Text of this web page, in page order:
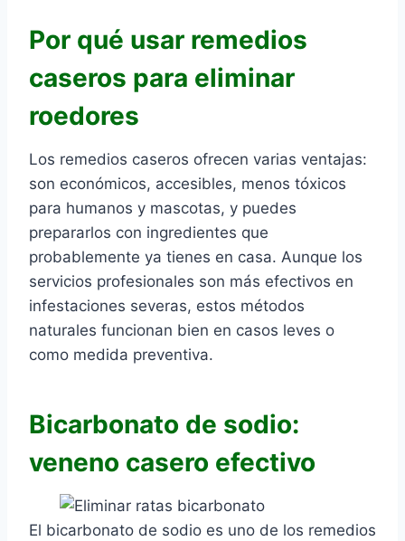
Por qué usar remedios
caseros para eliminar
roedores
Los remedios caseros ofrecen varias ventajas:
son económicos, accesibles, menos tóxicos
para humanos y mascotas, y puedes
prepararlos con ingredientes que
probablemente ya tienes en casa. Aunque los
servicios profesionales son más efectivos en
infestaciones severas, estos métodos
naturales funcionan bien en casos leves o
como medida preventiva.
Bicarbonato de sodio:
veneno casero efectivo
El bicarbonato de sodio es uno de los remedios